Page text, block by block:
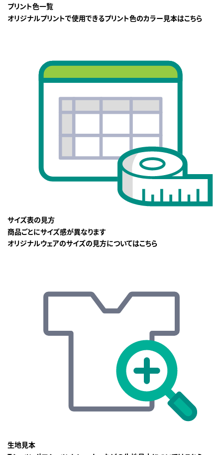
プリント色一覧
オリジナルプリントで使用できるプリント色のカラー見本はこちら
サイズ表の見方
商品ごとにサイズ感が異なります
オリジナルウェアのサイズの見方についてはこちら
生地見本